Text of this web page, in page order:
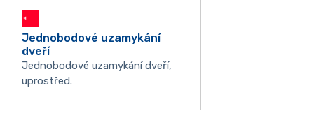
Jednobodové uzamykání
dveří
Jednobodové uzamykání dveří,
uprostřed.